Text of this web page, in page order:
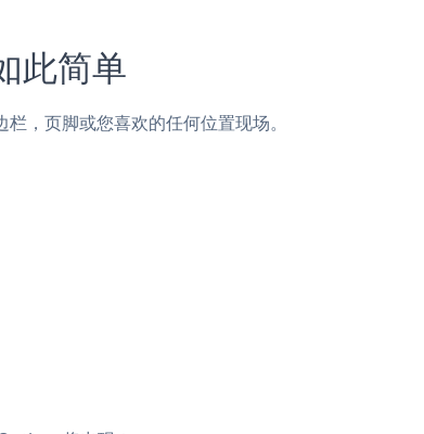
此简单
，页脚或您喜欢的任何位置现场。